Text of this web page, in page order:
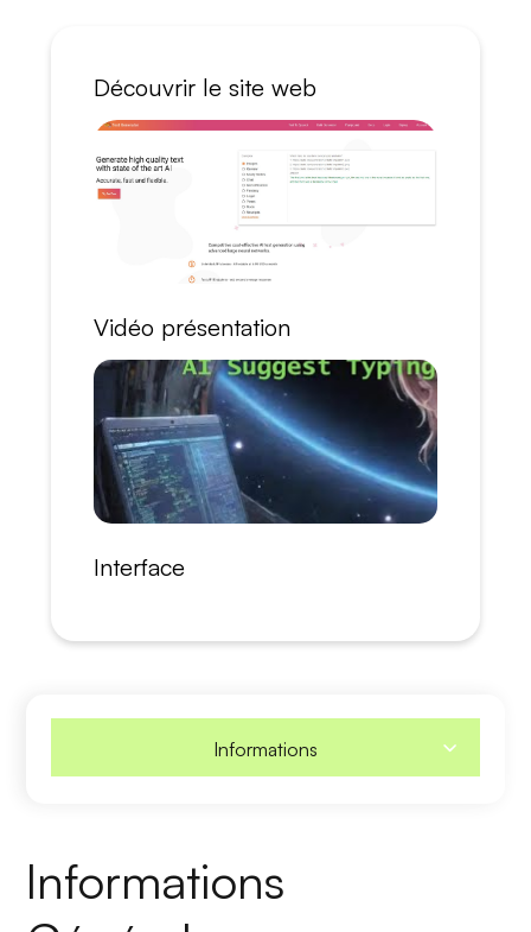
Découvrir le site web
Vidéo présentation
Interface
Informations
Informations